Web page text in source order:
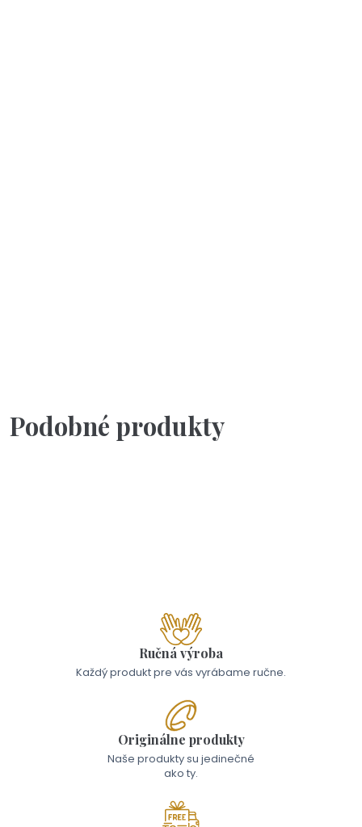
Podobné produkty
Ručná výroba
Každý produkt pre vás vyrábame ručne.
Originálne produkty
Naše produkty su jedinečné
ako ty.